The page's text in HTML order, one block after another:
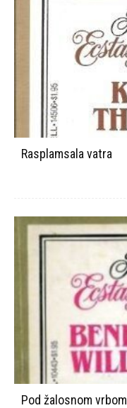
Rasplamsala vatra
Pod žalosnom vrbom